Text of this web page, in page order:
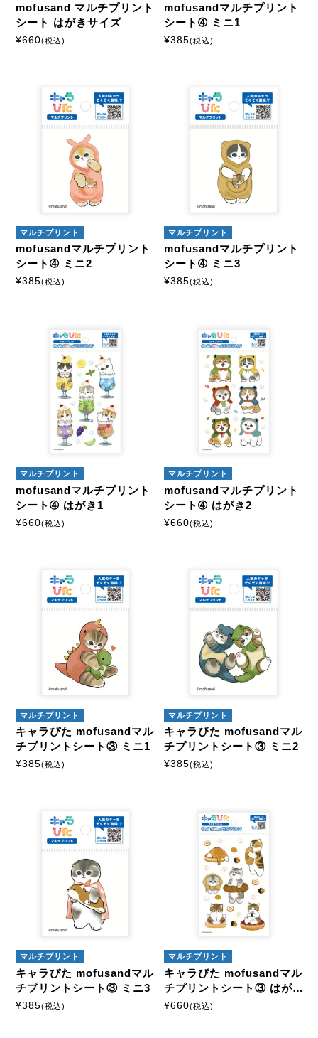
mofusand マルチプリント
シート はがきサイズ
¥660(税込)
mofusandマルチプリント
シート➃ ミニ1
¥385(税込)
マルチプリント
mofusandマルチプリント
シート➃ ミニ2
¥385(税込)
マルチプリント
mofusandマルチプリント
シート➃ ミニ3
¥385(税込)
マルチプリント
mofusandマルチプリント
シート➃ はがき1
¥660(税込)
マルチプリント
mofusandマルチプリント
シート➃ はがき2
¥660(税込)
マルチプリント
キャラぴた mofusandマル
チプリントシート③ ミニ1
¥385(税込)
マルチプリント
キャラぴた mofusandマル
チプリントシート③ ミニ2
¥385(税込)
マルチプリント
キャラぴた mofusandマル
チプリントシート③ ミニ3
¥385(税込)
マルチプリント
キャラぴた mofusandマル
チプリントシート③ はがき
1
¥660(税込)